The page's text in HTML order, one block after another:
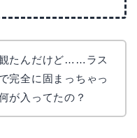
観たんだけど……ラス
完全に固まっちゃっ
が入ってたの？